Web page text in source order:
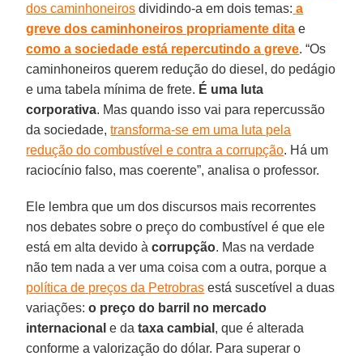
dos caminhoneiros dividindo-a em dois temas: a
greve dos caminhoneiros propriamente dita e
como a sociedade está repercutindo a greve. “Os
caminhoneiros querem redução do diesel, do pedágio
e uma tabela mínima de frete. É uma luta
corporativa. Mas quando isso vai para repercussão
da sociedade,transforma-se em uma luta pela
redução do combustível e contra a corrupção. Há um
raciocínio falso, mas coerente”, analisa o professor.
Ele lembra que um dos discursos mais recorrentes
nos debates sobre o preço do combustível é que ele
está em alta devido àcorrupção. Mas na verdade
não tem nada a ver uma coisa com a outra, porque a
política de preços da Petrobras está suscetível a duas
variações:o preço do barril no mercado
internacional e dataxa cambial , que é alterada
conforme a valorização do dólar. Para superar o